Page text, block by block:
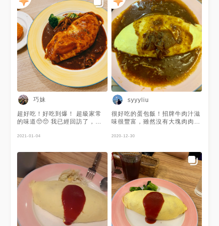
巧妹
超好吃！好吃到爆！ 超級家常
的味道🥺🥺 我已經回訪了，經
來吃第三遍😳 加套餐也有夠便
愧對自己身為公館人經過這麽多
次最近才來吃😭 #蛋包飯
#ChiaoTasting #商圈召集令 #
公館商圈 - 低消💰80元/人 營業
🈺️Weekdays 1130-
1430/1700-2130 Weekends
2021-01-04
syyyliu
很好吃的蛋包飯！招牌牛肉汁滋
味很豐富，雖然沒有大塊肉肉但
飯的感覺。蛋很嫩很好吃。
2020-12-30